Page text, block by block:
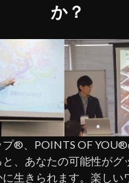
か？
プ®、POINTS OF
、あなたの可能性がグ
に生きられます。楽しい